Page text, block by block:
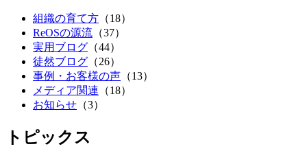
組織の育て方 （18）
ReOSの源流 （37）
実用ブログ （44）
徒然ブログ （26）
事例・お客様の声 （13）
メディア関連 （18）
お知らせ （3）
トピックス